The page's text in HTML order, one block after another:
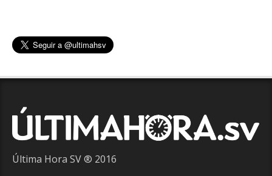
Última Hora SV ® 2016